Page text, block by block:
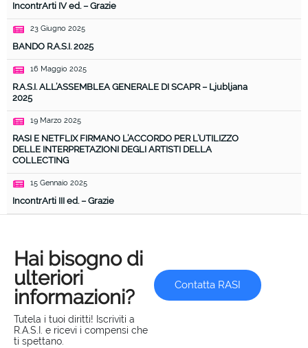
IncontrArti IV ed. – Grazie
23 Giugno 2025
BANDO R.A.S.I. 2025
16 Maggio 2025
R.A.S.I. ALL’ASSEMBLEA GENERALE DI SCAPR – Ljubljana
2025
19 Marzo 2025
RASI E NETFLIX FIRMANO L’ACCORDO PER L’UTILIZZO
DELLE INTERPRETAZIONI DEGLI ARTISTI DELLA
COLLECTING
15 Gennaio 2025
IncontrArti III ed. – Grazie
Hai bisogno di
ulteriori
informazioni?
Tutela i tuoi diritti! Iscriviti a
R.A.S.I. e ricevi i compensi che
ti spettano.
Contatta RASI